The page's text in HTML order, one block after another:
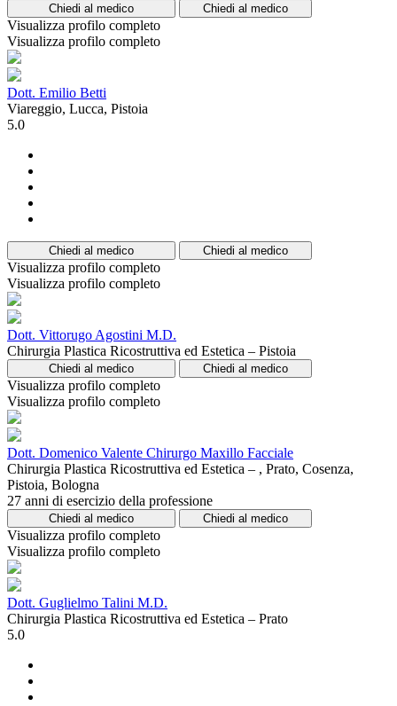
Chiedi al medico Chiedi al medico
Visualizza profilo completo
Visualizza profilo completo
Dott. Emilio Betti
Viareggio, Lucca, Pistoia
5.0
Chiedi al medico Chiedi al medico
Visualizza profilo completo
Visualizza profilo completo
Dott. Vittorugo Agostini M.D.
Chirurgia Plastica Ricostruttiva ed Estetica – Pistoia
Chiedi al medico Chiedi al medico
Visualizza profilo completo
Visualizza profilo completo
Dott. Domenico Valente Chirurgo Maxillo Facciale
Chirurgia Plastica Ricostruttiva ed Estetica – , Prato, Cosenza,
Pistoia, Bologna
27 anni di esercizio della professione
Chiedi al medico Chiedi al medico
Visualizza profilo completo
Visualizza profilo completo
Dott. Guglielmo Talini M.D.
Chirurgia Plastica Ricostruttiva ed Estetica – Prato
5.0